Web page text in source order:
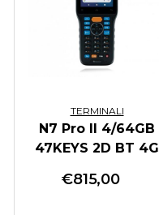
TERMINALI
N7 Pro II 4/64GB
47KEYS 2D BT 4G
€815,00